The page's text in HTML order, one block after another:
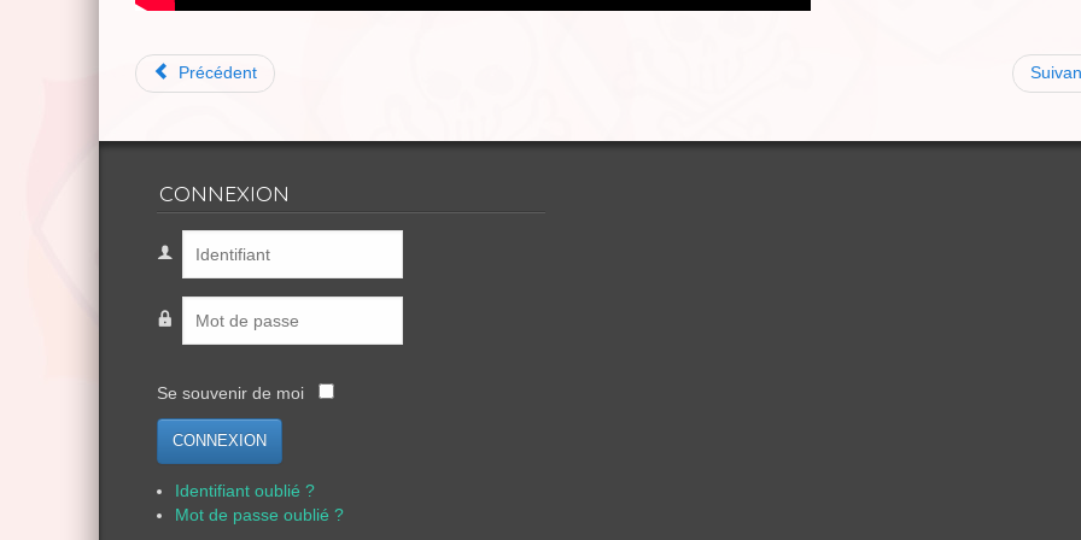
Précédent
CONNEXION
Se souvenir de moi
CONNEXION
Identifiant oublié ?
Mot de passe oublié ?